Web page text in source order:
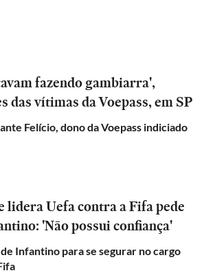
fazendo gambiarra',
das vítimas da Voepass, em SP
Felício, dono da Voepass indiciado
lidera Uefa contra a Fifa pede
'Não possui confiança'
Infantino para se segurar no cargo